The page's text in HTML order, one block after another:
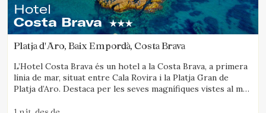
Hotel
Costa Brava
Platja d'Aro, Baix Empordà, Costa Brava
L’Hotel Costa Brava és un hotel a la Costa Brava, a primera
línia de mar, situat entre Cala Rovira i la Platja Gran de
Platja d’Aro. Destaca per les seves magnífiques vistes al mar